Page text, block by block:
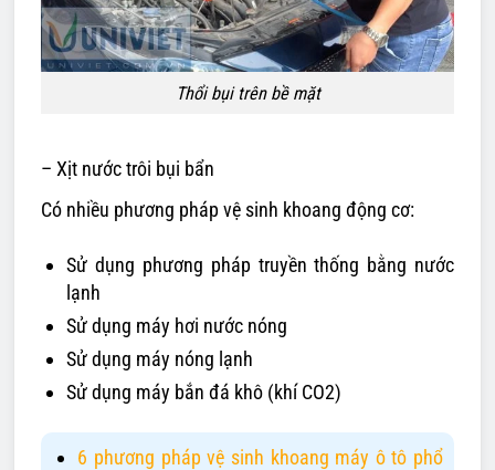
Thổi bụi trên bề mặt
– Xịt nước trôi bụi bẩn
Có nhiều phương pháp vệ sinh khoang động cơ:
Sử dụng phương pháp truyền thống bằng nước
lạnh
Sử dụng máy hơi nước nóng
Sử dụng máy nóng lạnh
Sử dụng máy bắn đá khô (khí CO2)
6 phương pháp vệ sinh khoang máy ô tô phổ